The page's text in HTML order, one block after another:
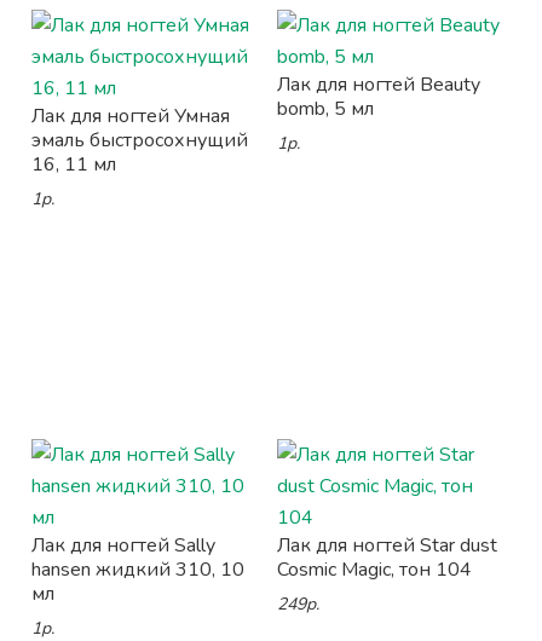
Лак для ногтей Умная
эмаль быстросохнущий
16, 11 мл
1р.
Лак для ногтей Beauty
bomb, 5 мл
1р.
Лак для ногтей Sally
hansen жидкий 310, 10
мл
1р.
Лак для ногтей Star dust
Cosmic Magic, тон 104
249р.